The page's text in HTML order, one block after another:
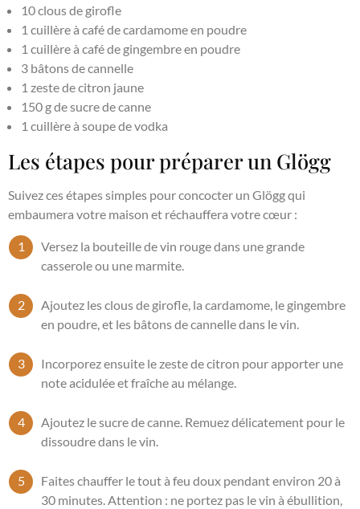
10 clous de girofle
1 cuillère à café de cardamome en poudre
1 cuillère à café de gingembre en poudre
3 bâtons de cannelle
1 zeste de citron jaune
150 g de sucre de canne
1 cuillère à soupe de vodka
Les étapes pour préparer un Glögg
Suivez ces étapes simples pour concocter un Glögg qui
embaumera votre maison et réchauffera votre cœur :
Versez la bouteille de vin rouge dans une grande
casserole ou une marmite.
Ajoutez les clous de girofle, la cardamome, le gingembre
en poudre, et les bâtons de cannelle dans le vin.
Incorporez ensuite le zeste de citron pour apporter une
note acidulée et fraîche au mélange.
Ajoutez le sucre de canne. Remuez délicatement pour le
dissoudre dans le vin.
Faites chauffer le tout à feu doux pendant environ 20 à
30 minutes. Attention : ne portez pas le vin à ébullition,